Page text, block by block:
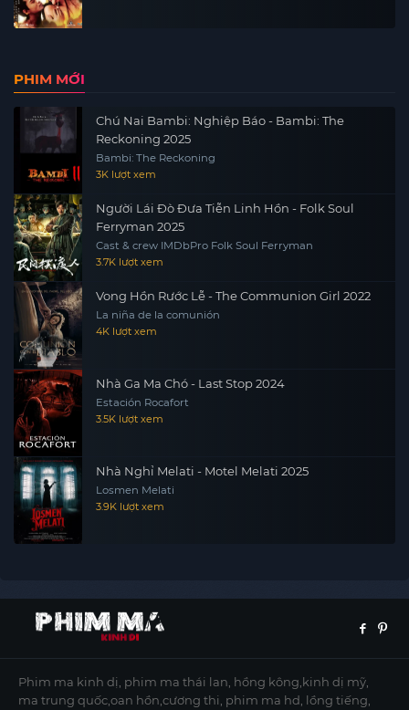
PHIM MỚI
Chú Nai Bambi: Nghiệp Báo - Bambi: The
Reckoning 2025
Bambi: The Reckoning
3K lượt xem
Người Lái Đò Đưa Tiễn Linh Hồn - Folk Soul
Ferryman 2025
Cast & crew IMDbPro Folk Soul Ferryman
3.7K lượt xem
Vong Hồn Rước Lễ - The Communion Girl 2022
La niña de la comunión
4K lượt xem
Nhà Ga Ma Chó - Last Stop 2024
Estación Rocafort
3.5K lượt xem
Nhà Nghỉ Melati - Motel Melati 2025
Losmen Melati
3.9K lượt xem
Phim ma kinh dị, phim ma thái lan, hồng kông,kinh dị mỹ,
ma trung quốc,oan hồn,cương thi, phim ma hd, lồng tiếng,